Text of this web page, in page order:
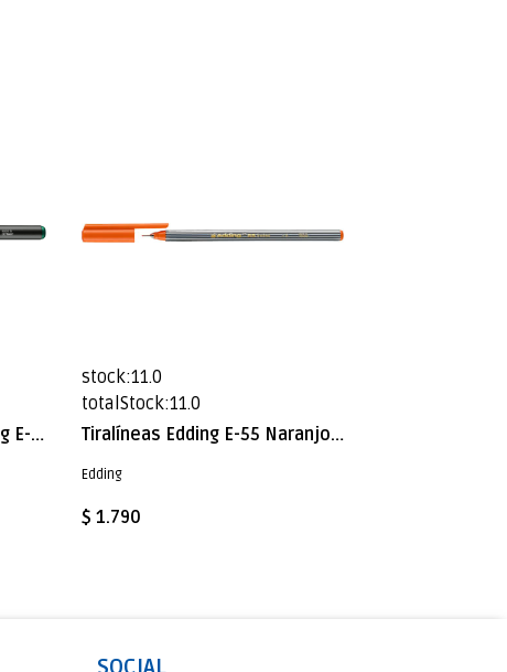
Marcador Porcelana Edding E-4200 Verde
stock:11.0
totalStock:11.0
Tiralíneas Edding E-55 Naranjo 0.3
Edding
$ 1.790